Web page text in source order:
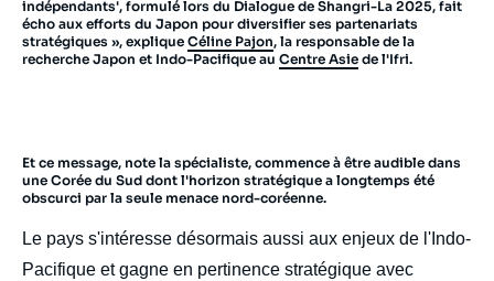
indépendants', formulé lors du Dialogue de Shangri-La 2025, fait
écho aux efforts du Japon pour diversifier ses partenariats
stratégiques », explique Céline Pajon, la responsable de la
recherche Japon et Indo-Pacifique au Centre Asie de l'Ifri.
Et ce message, note la spécialiste, commence à être audible dans
une Corée du Sud dont l'horizon stratégique a longtemps été
obscurci par la seule menace nord-coréenne.
Le pays s'intéresse désormais aussi aux enjeux de l'Indo-
Pacifique et gagne en pertinence stratégique avec